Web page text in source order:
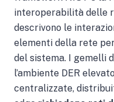
interoperabilità delle
descrivono le
elementi della rete
del sistema. I gemelli
l’ambiente DER
centralizzate,